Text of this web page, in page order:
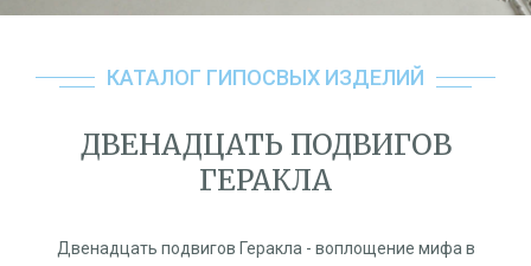
КАТАЛОГ ГИПОСВЫХ ИЗДЕЛИЙ
ДВЕНАДЦАТЬ ПОДВИГОВ
ГЕРАКЛА
Двенадцать подвигов Геракла - воплощение мифа в